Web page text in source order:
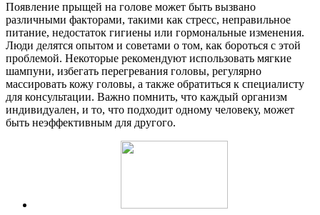
Появление прыщей на голове может быть вызвано
различными факторами, такими как стресс, неправильное
питание, недостаток гигиены или гормональные изменения.
Люди делятся опытом и советами о том, как бороться с этой
проблемой. Некоторые рекомендуют использовать мягкие
шампуни, избегать перегревания головы, регулярно
массировать кожу головы, а также обратиться к специалисту
для консультации. Важно помнить, что каждый организм
индивидуален, и то, что подходит одному человеку, может
быть неэффективным для другого.